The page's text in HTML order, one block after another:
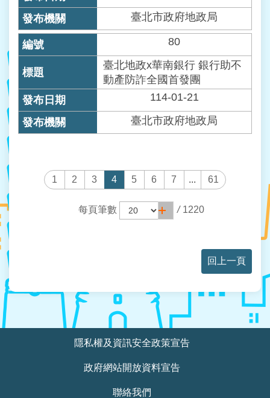
臺北市政府地政局
80
臺北地政x華南銀行 銀行助不
動產防詐全國首發團
114-01-21
臺北市政府地政局
1 2 3 4 5 6 7 ... 61
每頁筆數 / 1220
回上一頁
隱私權及資訊安全政策宣告
政府網站開放資料宣告
聯絡我們